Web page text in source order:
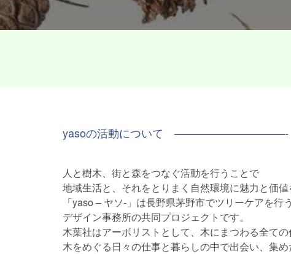
yasoの活動について ——————————-
人と樹木、街と森をつなぐ活動を行うことで
地域生活と、それをとりまく自然環境に魅力と価値
「yaso – ヤソ-」は長野県茅野市でツリーケアを行
デザイン事務所の共同プロジェクトです。
木葉社はアーボリストとして、木にまつわる全て
木をめぐる日々の仕事と暮らしの中で出会い、集